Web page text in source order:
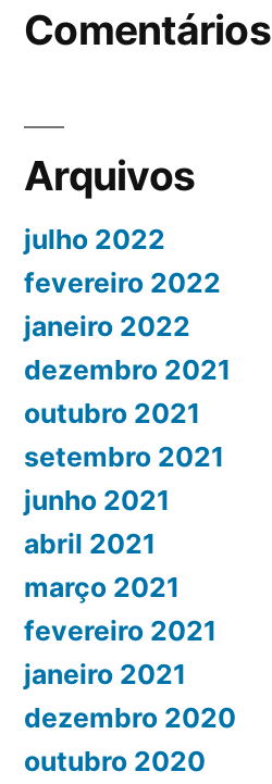
Comentários
Arquivos
julho 2022
fevereiro 2022
janeiro 2022
dezembro 2021
outubro 2021
setembro 2021
junho 2021
abril 2021
março 2021
fevereiro 2021
janeiro 2021
dezembro 2020
outubro 2020